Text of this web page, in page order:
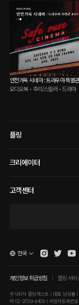
안전가옥 시네마 : 트라우마 특별관
(사건보고서 2022)
오디오북 • 추리/스릴러 • 드라마
플링
크리에이터
고객센터
개인정보 취급방침 플링 서비
주식회사 플링캐스트 | 대표 남성률
처 02-2039-9409 | 사업자등록번호
한국